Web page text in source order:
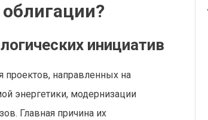
инициатив
направленных на
энергетики, модернизации
Главная причина их